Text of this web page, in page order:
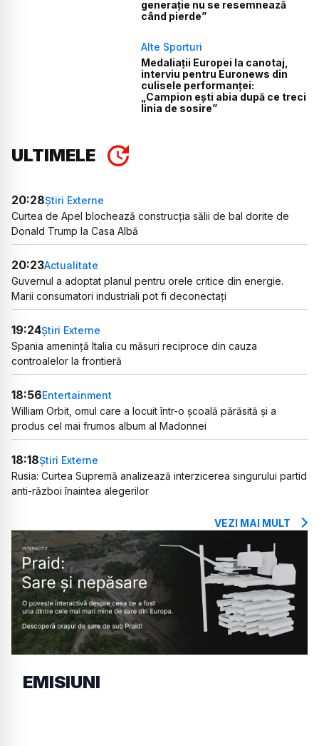
generație nu se resemnează
când pierde”
Alte Sporturi
Medaliații Europei la canotaj,
interviu pentru Euronews din
culisele performanței:
„Campion ești abia după ce treci
linia de sosire”
ULTIMELE
20:28Știri Externe
Curtea de Apel blochează construcția sălii de bal dorite de
Donald Trump la Casa Albă
20:23Actualitate
Guvernul a adoptat planul pentru orele critice din energie.
Marii consumatori industriali pot fi deconectați
19:24Știri Externe
Spania amenință Italia cu măsuri reciproce din cauza
controalelor la frontieră
18:56Entertainment
William Orbit, omul care a locuit într-o școală părăsită și a
produs cel mai frumos album al Madonnei
18:18Știri Externe
Rusia: Curtea Supremă analizează interzicerea singurului partid
anti-război înaintea alegerilor
VEZI MAI MULT
EMISIUNI